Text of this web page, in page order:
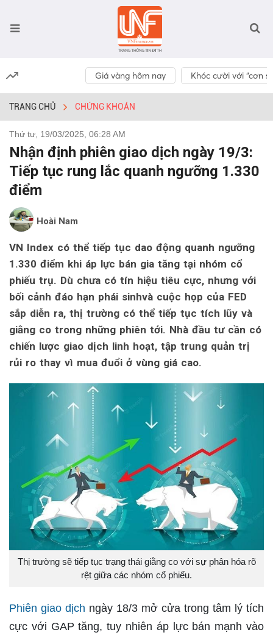
Giá vàng hôm nay Khóc cười với “cơn
TRANG CHỦ CHỨNG KHOÁN
Thứ tư, 19/03/2025, 06:28 AM
Nhận định phiên giao dịch ngày 19/3:
Tiếp tục rung lắc quanh ngưỡng 1.330
điểm
Hoài Nam
VN Index có thể tiếp tục dao động quanh ngưỡng
1.330 điểm khi áp lực bán gia tăng tại nhóm cổ
phiếu trụ. Dù chưa có tín hiệu tiêu cực, nhưng với
bối cảnh đáo hạn phái sinhvà cuộc họp của FED
sắp diễn ra, thị trường có thể tiếp tục tích lũy và
giằng co trong những phiên tới. Nhà đầu tư cần có
chiến lược giao dịch linh hoạt, tập trung quản trị
rủi ro thay vì mua đuổi ở vùng giá cao.
Thị trường sẽ tiếp tục trạng thái giằng co với sự phân hóa rõ
rệt giữa các nhóm cổ phiếu.
Phiên giao dịch ngày 18/3 mở cửa trong tâm lý tích
cực với GAP tăng, tuy nhiên áp lực bán mạnh vào